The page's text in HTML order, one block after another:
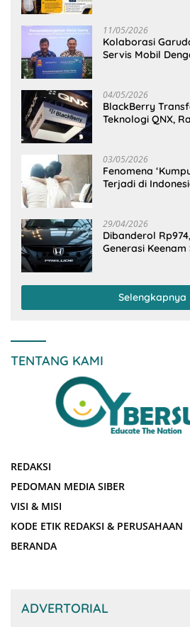
11/05/2026
Kolaborasi
Servis Mobil
04/05/2026
BlackBerry
Teknologi QNX,
03/05/2026
Fenomena
Terjadi di
29/04/2026
Dibanderol
Generasi Keenam
Selengkapnya
TENTANG KAMI
REDAKSI
PEDOMAN MEDIA SIBER
VISI & MISI
KODE ETIK REDAKSI & PERUSAHAAN
BERANDA
ADVERTORIAL